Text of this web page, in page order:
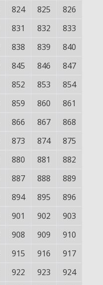
824 825
826
831 832
833
838 839
840
845 846
847
852 853
854
859 860
861
866 867
868
873 874
875
880 881
882
887 888
889
894 895
896
901 902
903
908 909
910
915 916
917
922 923
924